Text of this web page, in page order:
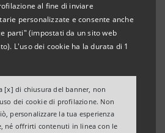
al fine di inviare
personalizzate e consente anche
parti" (impostati da un sito web
L'uso dei cookie ha la durata di 1
[x] di chiusura del banner, non
dei cookie di profilazione. Non
personalizzare la tua esperienza
né offrirti contenuti in linea con le
DEDICATE ALLE MADRI
CON DIFFICOLTA’ DI